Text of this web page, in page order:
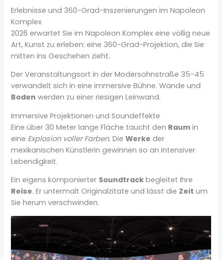
Erlebnisse und 360-Grad-Inszenierungen im Napoleon
Komplex
2026 erwartet Sie im Napoleon Komplex eine völlig neue
Art, Kunst zu erleben: eine 360-Grad-Projektion, die Sie
mitten ins Geschehen zieht.
Der Veranstaltungsort in der Modersohnstraße 35-45
verwandelt sich in eine immersive Bühne. Wände und
Boden werden zu einer riesigen Leinwand.
Immersive Projektionen und Soundeffekte
Eine über 30 Meter lange Fläche taucht den Raum in
eine Explosion voller Farben. DieWerke der
mexikanischen Künstlerin gewinnen so an intensiver
Lebendigkeit.
Ein eigens komponierter Soundtrack begleitet Ihre
Reise. Er untermalt Originalzitate und lässt die Zeit um
Sie herum verschwinden.